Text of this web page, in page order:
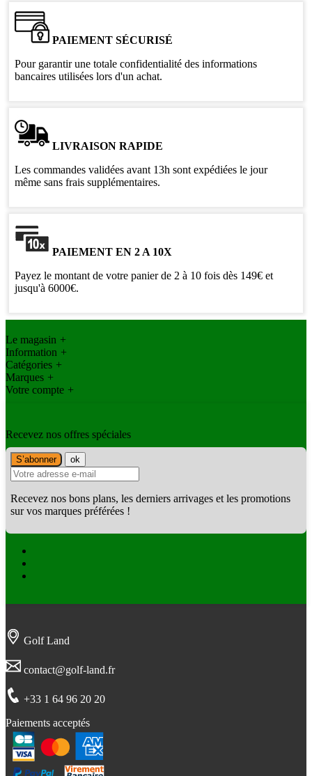
PAIEMENT SÉCURISÉ
Pour garantir une totale confidentialité des informations
bancaires utilisées lors d'un achat.
LIVRAISON RAPIDE
Les commandes validées avant 13h sont expédiées le jour
même sans frais supplémentaires.
PAIEMENT EN 2 A 10X
Payez le montant de votre panier de 2 à 10 fois dès 149€ et
jusqu'à 6000€.
Le magasin +
Information +
Catégories +
Marques +
Votre compte +
Recevez nos offres spéciales
Recevez nos bons plans, les derniers arrivages et les promotions
sur vos marques préférées !
Golf Land
contact@golf-land.fr
+33 1 64 96 20 20
Paiements acceptés